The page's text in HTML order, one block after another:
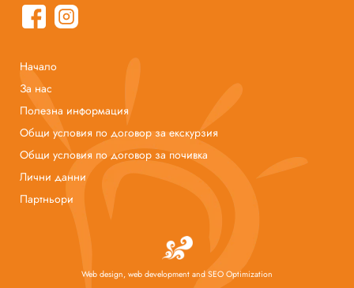
Начало
За нас
Полезна информация
Общи условия по договор за екскурзия
Общи условия по договор за почивка
Лични данни
Партньори
Web design, web development and SEO Optimization